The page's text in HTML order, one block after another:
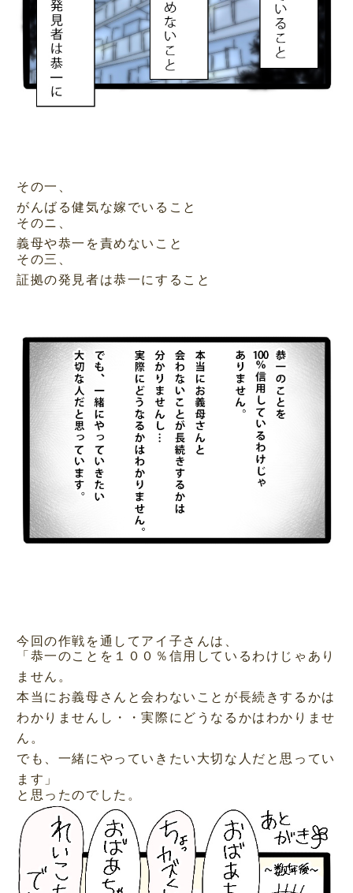
その一、
がんばる健気な嫁でいること
そのニ、
義母や恭一を責めないこと
その三、
証拠の発見者は恭一にすること
今回の作戦を通してアイ子さんは、
「恭一のことを１００％信用しているわけじゃあり
ません。
本当にお義母さんと会わないことが長続きするかは
わかりませんし・・実際にどうなるかはわかりませ
ん。
でも、一緒にやっていきたい大切な人だと思ってい
ます」
と思ったのでした。